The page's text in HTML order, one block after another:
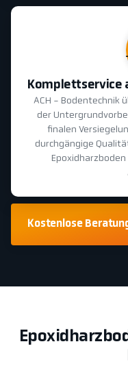
Komplettservice
ACH - Bodentechnik
der
finalen
durchgängige
Kostenlose